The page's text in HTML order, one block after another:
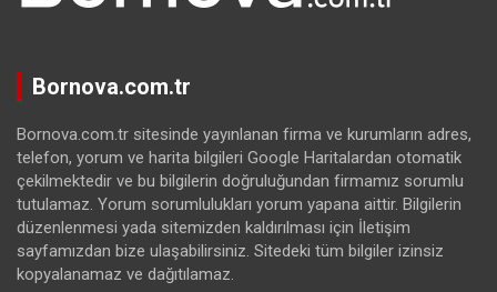
Bornova.com.tr
Bornova.com.tr sitesinde yayınlanan firma ve kurumların adres,
telefon, yorum ve harita bilgileri Google Haritalardan otomatik
çekilmektedir ve bu bilgilerin doğruluğundan firmamız sorumlu
tutulamaz. Yorum sorumlulukları yorum yapana aittir. Bilgilerin
düzenlenmesi yada sitemizden kaldırılması için İletişim
sayfamızdan bize ulaşabilirsiniz. Sitedeki tüm bilgiler izinsiz
kopyalanamaz ve dağıtılamaz.